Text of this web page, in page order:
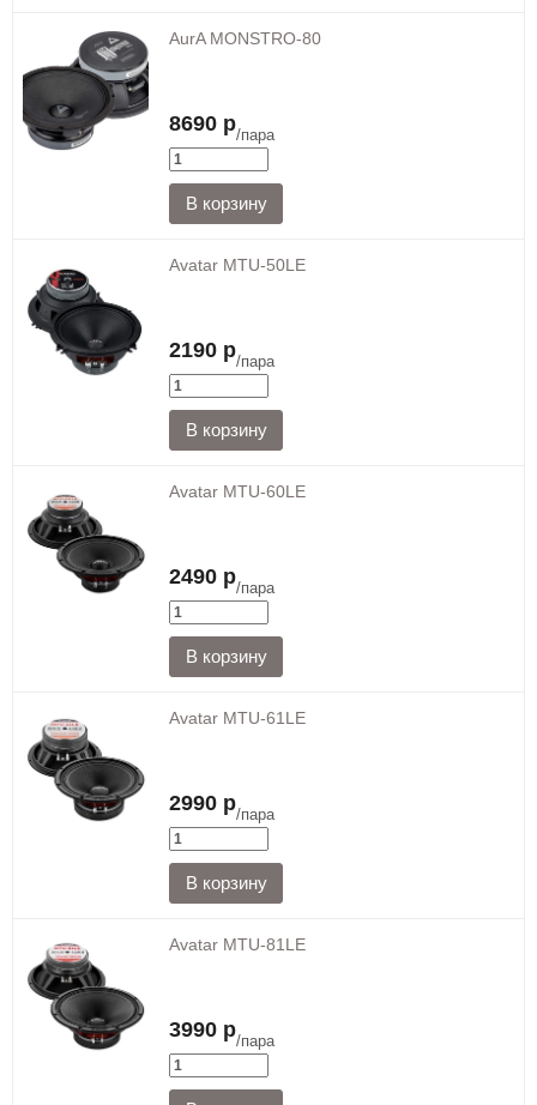
AurA MONSTRO-80
8690 р/пара
Avatar MTU-50LE
2190 р/пара
Avatar MTU-60LE
2490 р/пара
Avatar MTU-61LE
2990 р/пара
Avatar MTU-81LE
3990 р/пара